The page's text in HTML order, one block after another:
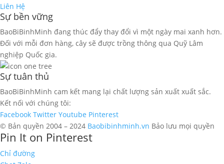
Liên Hệ
Sự bền vững
BaoBiBinhMinh đang thúc đẩy thay đổi vì một ngày mai xanh hơn.
Đối với mỗi đơn hàng, cây sẽ được trồng thông qua Quỹ Lâm
nghiệp Quốc gia.
Sự tuân thủ
BaoBiBinhMinh cam kết mang lại chất lượng sản xuất xuất sắc.
Kết nối với chúng tôi:
Facebook Twitter Youtube Pinterest
© Bản quyền 2004 – 2024 Baobibinhminh.vn Bảo lưu mọi quyền
Pin It on Pinterest
Chỉ đường